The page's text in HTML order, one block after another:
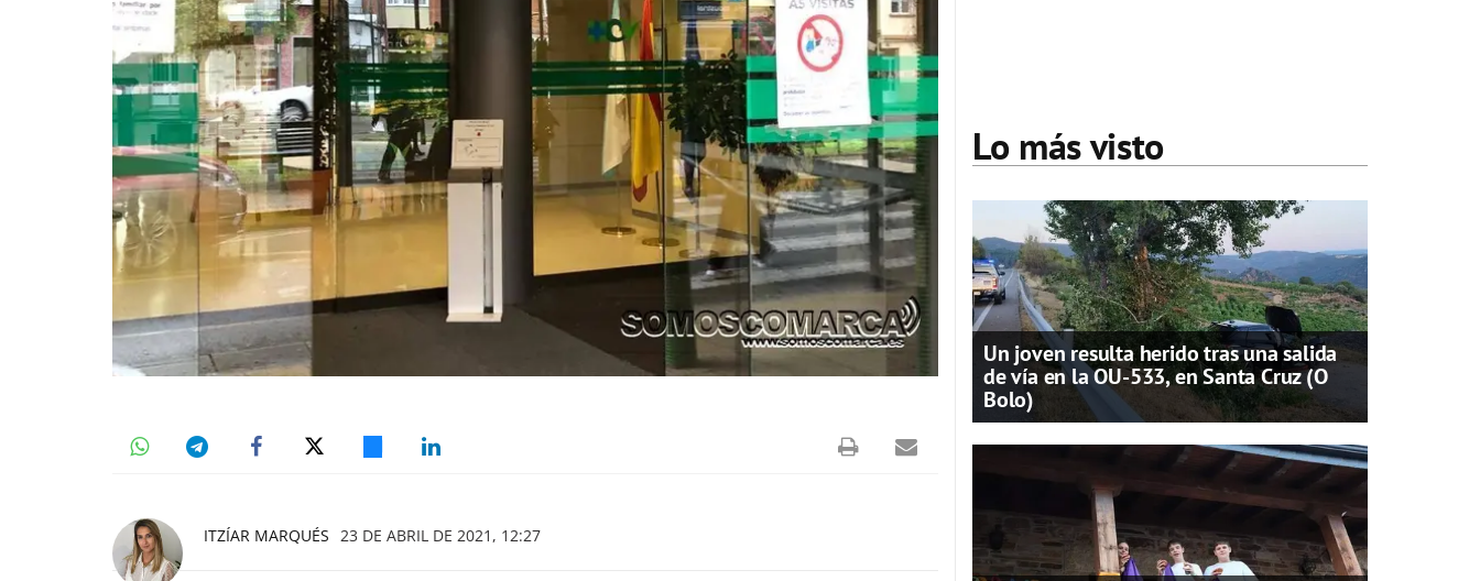
ITZÍAR MARQUÉS 23 DE ABRIL DE 2021, 12:27
Lo más visto
Un joven resulta herido tras una salida
de vía en la OU-533, en Santa Cruz (O
Bolo)